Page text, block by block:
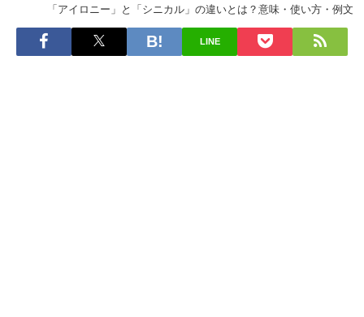
「アイロニー」と「シニカル」の違いとは？意味・使い方・例文
LINE